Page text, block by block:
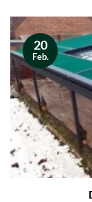
20
Feb.